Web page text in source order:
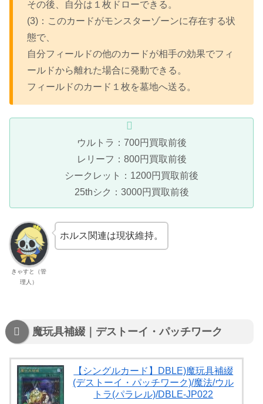
その後、自分は１枚ドローできる。
(3)：このカードがモンスターゾーンに存在する状
態で、
自分フィールドの他のカードが相手の効果でフィ
ールドから離れた場合に発動できる。
フィールドのカード１枚を墓地へ送る。
ウルトラ：700円買取前後
レリーフ：800円買取前後
シークレット：1200円買取前後
25thシク：3000円買取前後
きゃすと（管
理人）
ホルス関連は現状維持。
魔玩具補綴｜デストーイ・パッチワーク
【シングルカード】DBLE)魔玩具補綴
(デストーイ・パッチワーク)/魔法/ウル
トラ(パラレル)/DBLE-JP022